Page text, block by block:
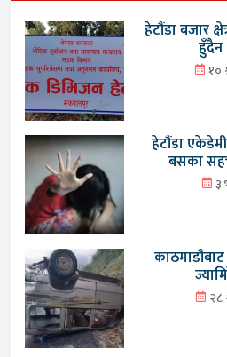
हेटौंडा बजार
१०
हेटौंडा
बसका
३
२८